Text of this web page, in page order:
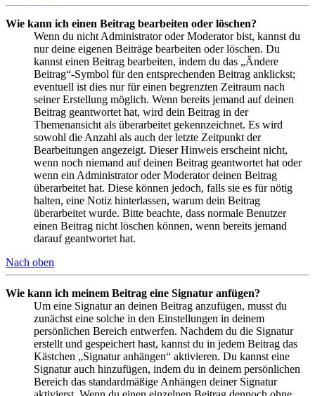
Wie kann ich einen Beitrag bearbeiten oder löschen?
Wenn du nicht Administrator oder Moderator bist, kannst du
nur deine eigenen Beiträge bearbeiten oder löschen. Du
kannst einen Beitrag bearbeiten, indem du das „Ändere
Beitrag“-Symbol für den entsprechenden Beitrag anklickst;
eventuell ist dies nur für einen begrenzten Zeitraum nach
seiner Erstellung möglich. Wenn bereits jemand auf deinen
Beitrag geantwortet hat, wird dein Beitrag in der
Themenansicht als überarbeitet gekennzeichnet. Es wird
sowohl die Anzahl als auch der letzte Zeitpunkt der
Bearbeitungen angezeigt. Dieser Hinweis erscheint nicht,
wenn noch niemand auf deinen Beitrag geantwortet hat oder
wenn ein Administrator oder Moderator deinen Beitrag
überarbeitet hat. Diese können jedoch, falls sie es für nötig
halten, eine Notiz hinterlassen, warum dein Beitrag
überarbeitet wurde. Bitte beachte, dass normale Benutzer
einen Beitrag nicht löschen können, wenn bereits jemand
darauf geantwortet hat.
Nach oben
Wie kann ich meinem Beitrag eine Signatur anfügen?
Um eine Signatur an deinen Beitrag anzufügen, musst du
zunächst eine solche in den Einstellungen in deinem
persönlichen Bereich entwerfen. Nachdem du die Signatur
erstellt und gespeichert hast, kannst du in jedem Beitrag das
Kästchen „Signatur anhängen“ aktivieren. Du kannst eine
Signatur auch hinzufügen, indem du in deinem persönlichen
Bereich das standardmäßige Anhängen deiner Signatur